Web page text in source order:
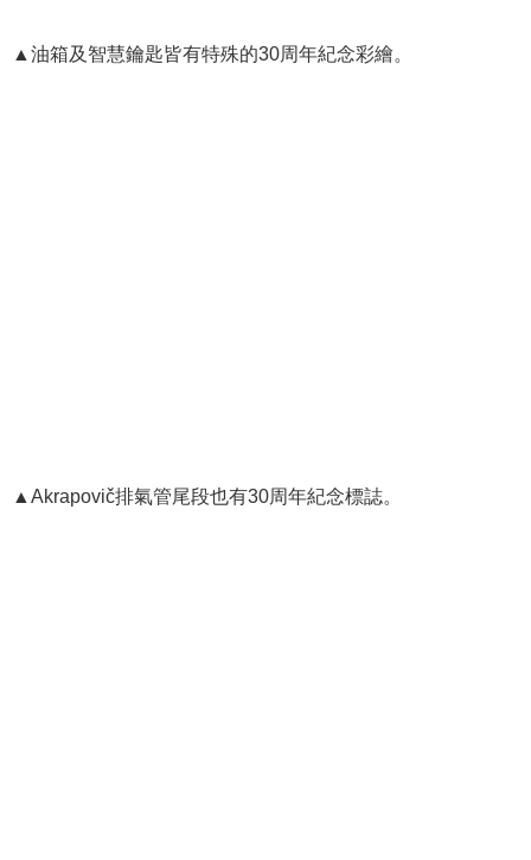
▲油箱及智慧鑰匙皆有特殊的30周年紀念彩繪。
▲Akrapovič排氣管尾段也有30周年紀念標誌。